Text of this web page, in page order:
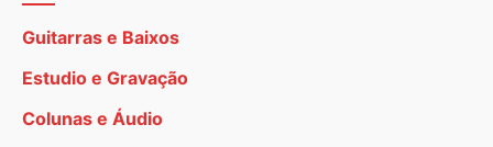
Guitarras e Baixos
Estudio e Gravação
Colunas e Áudio